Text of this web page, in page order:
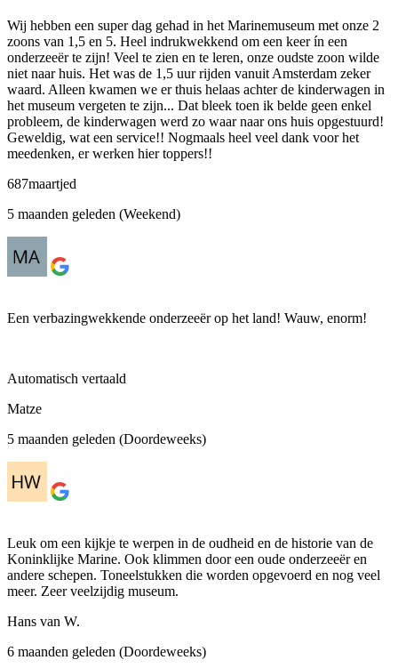
Wij hebben een super dag gehad in het Marinemuseum met onze 2
zoons van 1,5 en 5. Heel indrukwekkend om een keer ín een
onderzeeër te zijn! Veel te zien en te leren, onze oudste zoon wilde
niet naar huis. Het was de 1,5 uur rijden vanuit Amsterdam zeker
waard. Alleen kwamen we er thuis helaas achter de kinderwagen in
het museum vergeten te zijn... Dat bleek toen ik belde geen enkel
probleem, de kinderwagen werd zo waar naar ons huis opgestuurd!
Geweldig, wat een service!! Nogmaals heel veel dank voor het
meedenken, er werken hier toppers!!
687maartjed
5 maanden geleden (Weekend)
Een verbazingwekkende onderzeeër op het land! Wauw, enorm!
Automatisch vertaald
Matze
5 maanden geleden (Doordeweeks)
Leuk om een kijkje te werpen in de oudheid en de historie van de
Koninklijke Marine. Ook klimmen door een oude onderzeeër en
andere schepen. Toneelstukken die worden opgevoerd en nog veel
meer. Zeer veelzijdig museum.
Hans van W.
6 maanden geleden (Doordeweeks)